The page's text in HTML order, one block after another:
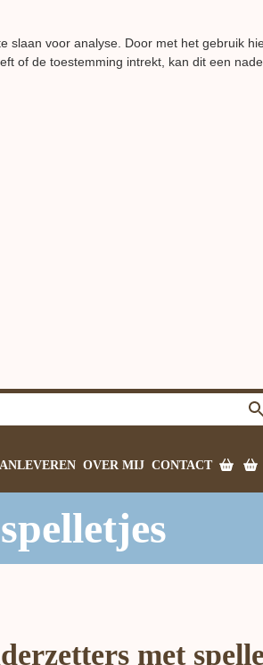
voor analyse. Door met het gebruik
of de toestemming intrekt, kan dit een
OVER MIJ CONTACT
met